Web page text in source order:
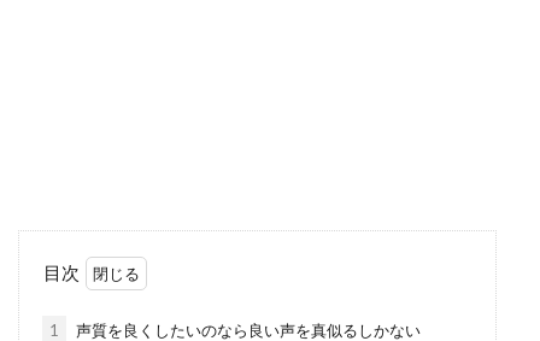
目次
1 声質を良くしたいのなら良い声を真似るしかない